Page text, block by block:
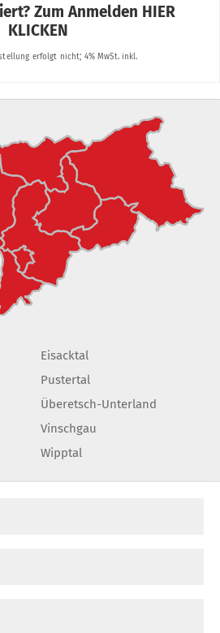
Eisacktal
Pustertal
Überetsch-Unterland
Vinschgau
Wipptal